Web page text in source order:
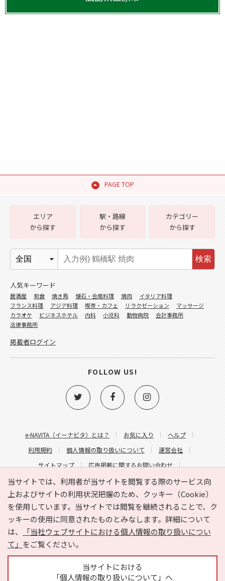
PAGE TOP
当サイトでは、利用者が当サイトを閲覧する際のサービス向
上およびサイトの利用状況把握のため、クッキー（Cookie）
を使用しています。当サイトでは閲覧を継続されることで、ク
ッキーの使用に同意されたものとみなします。詳細について
は、
「当社ウェブサイトにおける個人情報の取り扱いについ
て」 をご覧ください。
当サイトにおける
「個人情報の取り扱いについて」へ
e-NAVITA（イーナビタ）とは？ お気に入り
ヘルプ
利用規約
個人情報の取り扱いについて
運営会社
サイトマップ
広告掲載に関するお問い合わせ
サイトの内容に関するお問い合わせ
エリア
から探す
駅・路線
から探す
カテゴリー
から探す
検索
人気キーワード
居酒屋 和食 焼き鳥 懐石・会席料理 焼肉
イタリア料理
フランス料理
アジア料理 喫茶・カフェ リラクゼーション
マッサージ
カラオケ
ビジネスホテル 内科 小児科 動物病院
会計事務所
法律事務所
掲載者ログイン
FOLLOW US!
Copyright © HYOJITO.Co.,Ltd. All Rights Reserved.